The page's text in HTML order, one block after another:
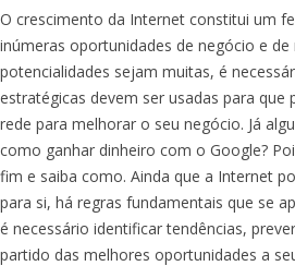
O crescimento da Internet constitui um
inúmeras oportunidades de negócio e de
potencialidades sejam muitas, é
estratégicas devem ser usadas para que
rede para melhorar o seu negócio. Já
como ganhar dinheiro com o Google?
fim e saiba como. Ainda que a Internet
para si, há regras fundamentais que se
é necessário identificar tendências,
partido das melhores oportunidades a